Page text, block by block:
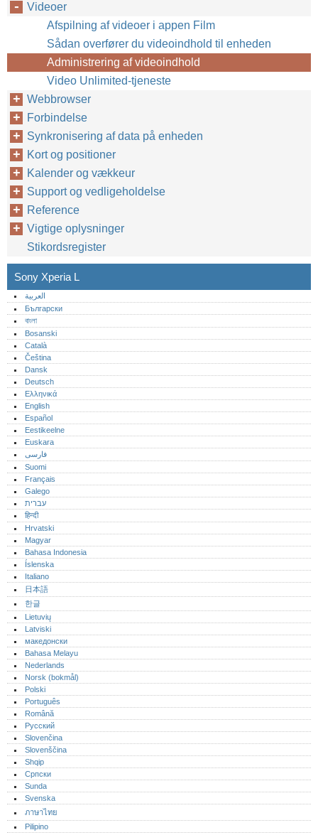
Videoer
Afspilning af videoer i appen Film
Sådan overfører du videoindhold til enheden
Administrering af videoindhold
Video Unlimited-tjeneste
Webbrowser
Forbindelse
Synkronisering af data på enheden
Kort og positioner
Kalender og vækkeur
Support og vedligeholdelse
Reference
Vigtige oplysninger
Stikordsregister
Sony Xperia L
العربية
Български
বাংলা
Bosanski
Català
Čeština
Dansk
Deutsch
Ελληνικά
English
Español
Eestikeelne
Euskara
فارسی
Suomi
Français
Galego
עברית
हिन्दी
Hrvatski
Magyar
Bahasa Indonesia
Íslenska
Italiano
日本語
한글
Lietuvių
Latviski
македонски
Bahasa Melayu
Nederlands
Norsk (bokmål)‎
Polski
Português‎
Română
Русский
Slovenčina
Slovenščina
Shqip
Српски
Sunda
Svenska
ภาษาไทย
Pilipino